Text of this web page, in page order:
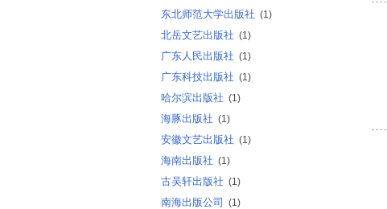
东北师范大学出版社 (1)
北岳文艺出版社 (1)
广东人民出版社 (1)
广东科技出版社 (1)
哈尔滨出版社 (1)
海豚出版社 (1)
安徽文艺出版社 (1)
海南出版社 (1)
古吴轩出版社 (1)
南海出版公司 (1)